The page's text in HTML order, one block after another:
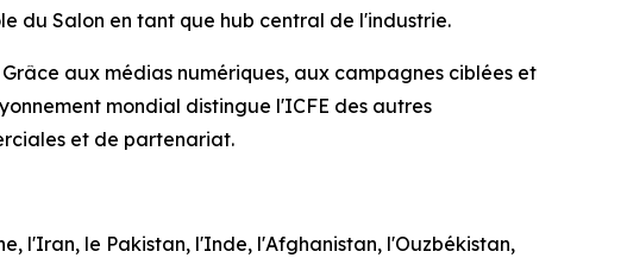
du Salon en tant que hub central de l'industrie.
aux médias numériques, aux campagnes ciblées et
mondial distingue l'ICFE des autres
et de partenariat.
l'Iran, le Pakistan, l'Inde, l'Afghanistan, l'Ouzbékistan,